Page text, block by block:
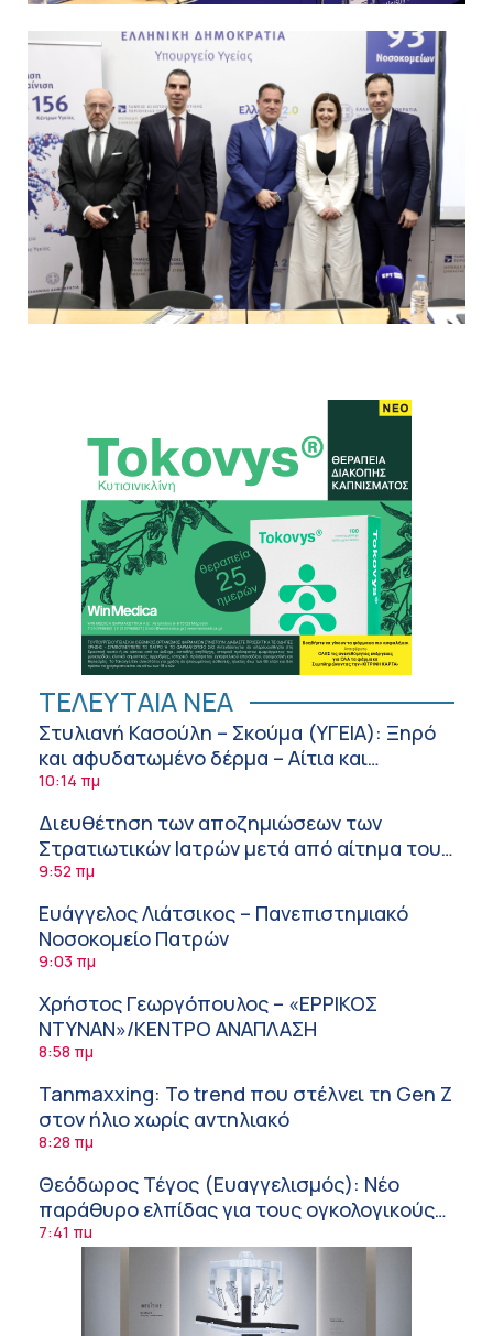
ΤΕΛΕΥΤΑΙΑ ΝΕΑ
Στυλιανή Κασούλη – Σκούμα (ΥΓΕΙΑ): Ξηρό
και αφυδατωμένο δέρμα – Αίτια και
αντιμετώπιση
10:14 πμ
Διευθέτηση των αποζημιώσεων των
Στρατιωτικών Ιατρών μετά από αίτημα του
ΙΣΑ
9:52 πμ
Ευάγγελος Λιάτσικος – Πανεπιστημιακό
Νοσοκομείο Πατρών
9:03 πμ
Χρήστος Γεωργόπουλος – «ΕΡΡΙΚΟΣ
ΝΤΥΝΑΝ»/ΚΕΝΤΡΟ ΑΝΑΠΛΑΣΗ
8:58 πμ
Tanmaxxing: To trend που στέλνει τη Gen Z
στον ήλιο χωρίς αντηλιακό
8:28 πμ
Θεόδωρος Τέγος (Ευαγγελισμός): Νέο
παράθυρο ελπίδας για τους ογκολογικούς
ασθενείς μέσω κλινικών δοκιμών
7:41 πμ
Ασφάλεια στο νερό: 8 χρήσιμες οδηγίες
από τον Ελληνικό Ερυθρό Σταυρό